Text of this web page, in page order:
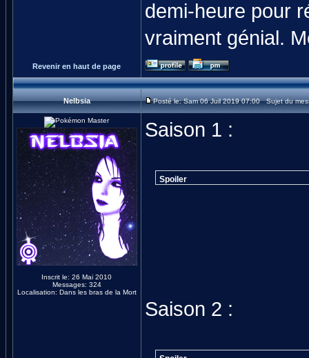
demi-heure pour
vraiment génial.
Revenir en haut de page
Nelbsia Posté le: Sam 06 Juil 2019 07:00 Sujet du
Inscrit le: 26 Mai 2010
Messages: 324
Localisation: Dans les bras de la Mort
Saison 1 :
Spoiler
Saison 2 :